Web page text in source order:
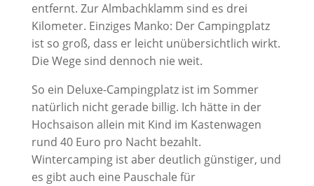
entfernt. Zur Almbachklamm sind es drei
Kilometer. Einziges Manko: Der Campingplatz
ist so groß, dass er leicht unübersichtlich wirkt.
Die Wege sind dennoch nie weit.
So ein Deluxe-Campingplatz ist im Sommer
natürlich nicht gerade billig. Ich hätte in der
Hochsaison allein mit Kind im Kastenwagen
rund 40 Euro pro Nacht bezahlt.
Wintercamping ist aber deutlich günstiger, und
es gibt auch eine Pauschale für